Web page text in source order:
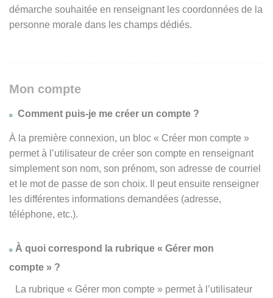
démarche souhaitée en renseignant les coordonnées de la
personne morale dans les champs dédiés.
Mon compte
Comment puis-je me créer un compte ?
À la première connexion, un bloc « Créer mon compte »
permet à l’utilisateur de créer son compte en renseignant
simplement son nom, son prénom, son adresse de courriel
et le mot de passe de son choix. Il peut ensuite renseigner
les différentes informations demandées (adresse,
téléphone, etc.).
À quoi correspond la rubrique « Gérer mon
compte » ?
La rubrique « Gérer mon compte » permet à l’utilisateur